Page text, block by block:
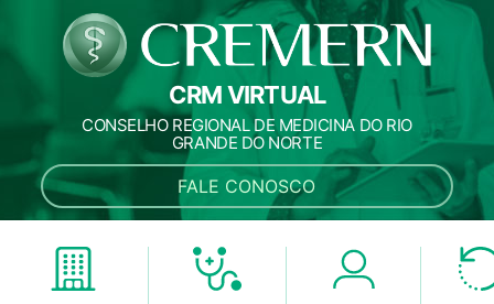
CRM VIRTUAL
CONSELHO REGIONAL DE MEDICINA DO RIO
GRANDE DO NORTE
FALE CONOSCO